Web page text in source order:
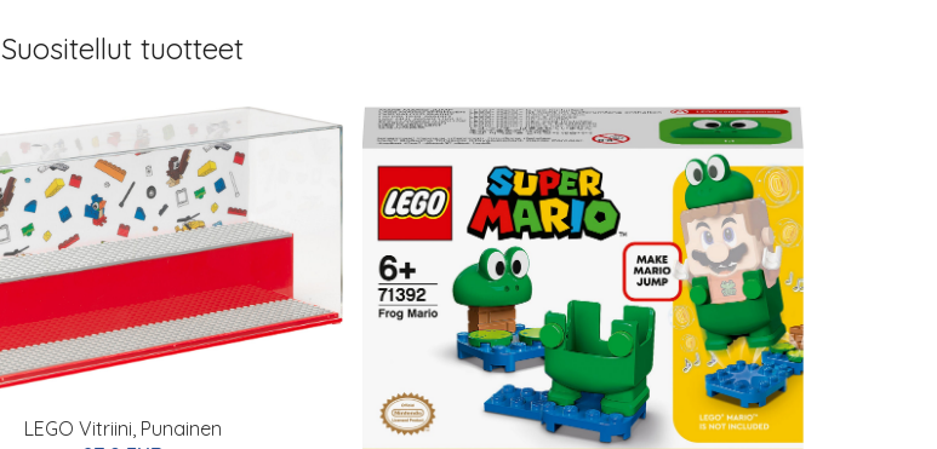
Suositellut tuotteet
LEGO Vitriini, Punainen